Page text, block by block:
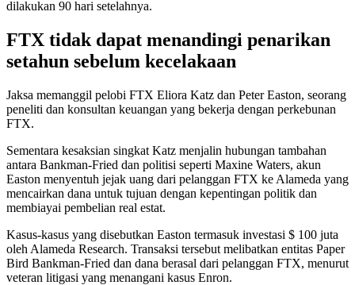
dilakukan 90 hari setelahnya.
FTX tidak dapat menandingi penarikan
setahun sebelum kecelakaan
Jaksa memanggil pelobi FTX Eliora Katz dan Peter Easton, seorang
peneliti dan konsultan keuangan yang bekerja dengan perkebunan
FTX.
Sementara kesaksian singkat Katz menjalin hubungan tambahan
antara Bankman-Fried dan politisi seperti Maxine Waters, akun
Easton menyentuh jejak uang dari pelanggan FTX ke Alameda yang
mencairkan dana untuk tujuan dengan kepentingan politik dan
membiayai pembelian real estat.
Kasus-kasus yang disebutkan Easton termasuk investasi $ 100 juta
oleh Alameda Research. Transaksi tersebut melibatkan entitas Paper
Bird Bankman-Fried dan dana berasal dari pelanggan FTX, menurut
veteran litigasi yang menangani kasus Enron.